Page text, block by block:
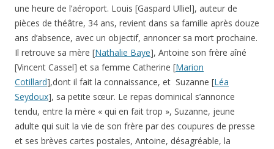
une heure de l’aéroport. Louis [Gaspard Ulliel], auteur de
pièces de théâtre, 34 ans, revient dans sa famille après douze
ans d’absence, avec un objectif, annoncer sa mort prochaine.
Il retrouve sa mère [Nathalie Baye], Antoine son frère aîné
[Vincent Cassel] et sa femme Catherine [Marion
Cotillard],dont il fait la connaissance, et Suzanne [Léa
Seydoux], sa petite sœur. Le repas dominical s’annonce
tendu, entre la mère « qui en fait trop », Suzanne, jeune
adulte qui suit la vie de son frère par des coupures de presse
et ses brèves cartes postales, Antoine, désagréable, la